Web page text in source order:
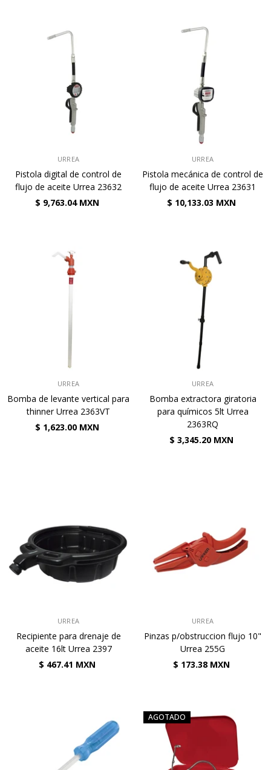
URREA
Pistola digital de control de
flujo de aceite Urrea 23632
$ 9,763.04 MXN
URREA
Pistola mecánica de control de
flujo de aceite Urrea 23631
$ 10,133.03 MXN
URREA
Bomba de levante vertical para
thinner Urrea 2363VT
$ 1,623.00 MXN
URREA
Bomba extractora giratoria
para químicos 5lt Urrea
2363RQ
$ 3,345.20 MXN
URREA
Recipiente para drenaje de
aceite 16lt Urrea 2397
$ 467.41 MXN
URREA
Pinzas p/obstruccion flujo 10"
Urrea 255G
$ 173.38 MXN
AGOTADO